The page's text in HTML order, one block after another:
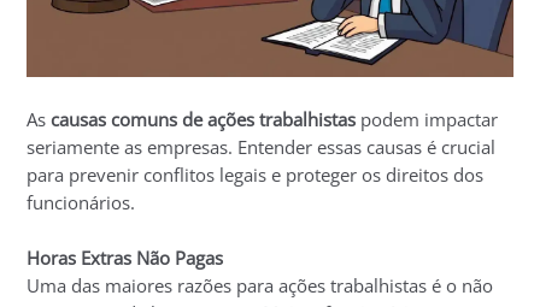
Ascausas comuns de ações trabalhistas podem impactar
seriamente as empresas. Entender essas causas é crucial
para prevenir conflitos legais e proteger os direitos dos
funcionários.
Horas Extras Não Pagas
Uma das maiores razões para ações trabalhistas é o não